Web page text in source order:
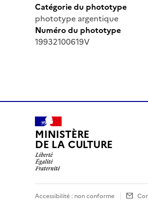
Catégorie du phototype
phototype argentique
Numéro du phototype
19932100619V
MINISTÈRE
DE LA CULTURE
Accessibilité : non conforme